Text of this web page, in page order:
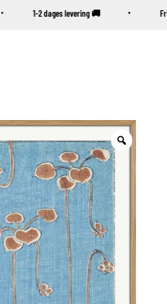
1-2 dages levering 🚚
Zoom